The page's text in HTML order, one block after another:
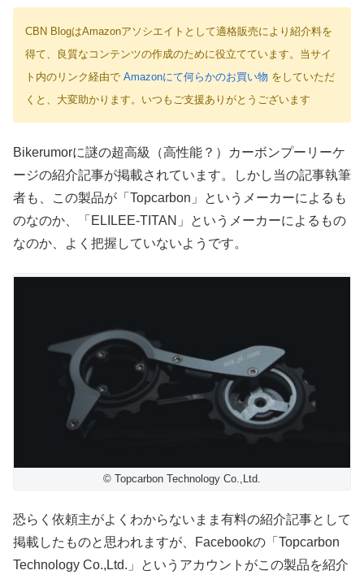
CBN BlogはAmazonアソシエイトとして適格販売により紹介料を
得て、良質なコンテンツの作成のために役立てています。当サイ
ト内のリンク経由で Amazonにて何らかのお買い物 をしていただ
くと、大変助かります。いつもご支援ありがとうございます
Bikerumorに謎の超高級（高性能？）カーボンプーリーケ
ージの紹介記事が掲載されています。しかし当の記事執筆
者も、この製品が「Topcarbon」というメーカーによるも
のなのか、「ELILEE-TITAN」というメーカーによるもの
なのか、よく把握していないようです。
© Topcarbon Technology Co.,Ltd.
恐らく依頼主がよくわからないまま有料の紹介記事として
掲載したものと思われますが、Facebookの「Topcarbon
Technology Co.,Ltd.」というアカウントがこの製品を紹介